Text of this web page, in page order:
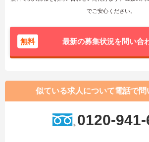
でご安心ください。
無料 最新の募集状況を問い合
似ている求人について電話で問
0120-